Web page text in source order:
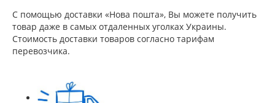
С помощью доставки «Нова пошта», Вы можете получить
товар даже в самых отдаленных уголках Украины.
Стоимость доставки товаров согласно тарифам
перевозчика.